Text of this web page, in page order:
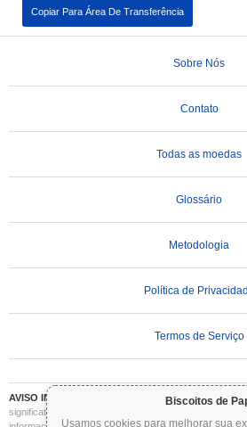
Biscoitos de
Usamos cookies para melhorar sua
Copiar Para Área De Transferência
Sobre Nós
Contato
Todas as moedas
Glossário
Metodologia
Política de
Termos de Serviço
AVISO IMPORTANTE:
As criptomoedas são
significativos. Você pode perder parte ou todo o seu